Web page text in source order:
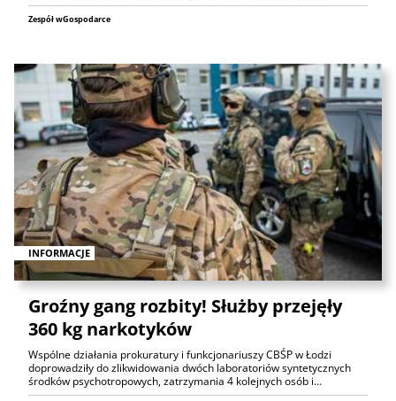
Zespół wGospodarce
INFORMACJE
Groźny gang rozbity! Służby przejęły
360 kg narkotyków
Wspólne działania prokuratury i funkcjonariuszy CBŚP w Łodzi
doprowadziły do zlikwidowania dwóch laboratoriów syntetycznych
środków psychotropowych, zatrzymania 4 kolejnych osób i…